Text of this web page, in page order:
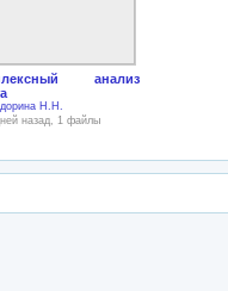
анализ
Н.Н.
назад, 1 файлы